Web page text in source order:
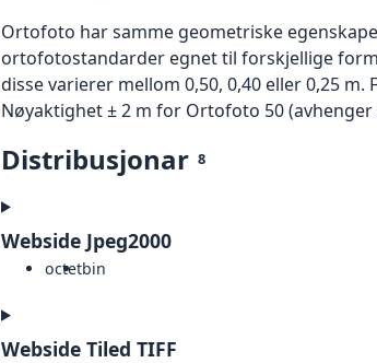
Ortofoto har samme geometriske
ortofotostandarder egnet til forskjellige
disse varierer mellom 0,50, 0,40 eller 0,25
Nøyaktighet ± 2 m for Ortofoto 50
Distribusjonar 8
Webside Jpeg2000
octetbin
Webside Tiled TIFF